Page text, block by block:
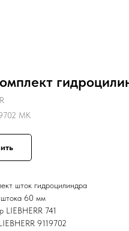
MK
шток гидроцилиндра
60 мм
LIEBHERR 741
9119702